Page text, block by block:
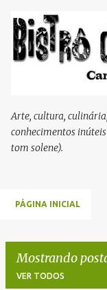
Arte, cultura,
conhecimentos
tom solene).
PÁGINA INICIAL
Mostrando
VER TODOS